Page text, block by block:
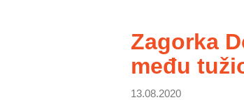
Zagorka
među
13.08.2020